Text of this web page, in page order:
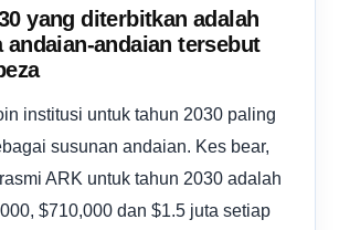
yang diterbitkan adalah
andaian-andaian tersebut
institusi untuk tahun 2030 paling
susunan andaian. Kes bear,
ARK untuk tahun 2030 adalah
$710,000 dan $1.5 juta setiap